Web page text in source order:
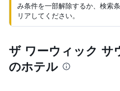
み条件を一部解除するか、検索
リアしてください。
ザ ワーウィック サ
のホテル